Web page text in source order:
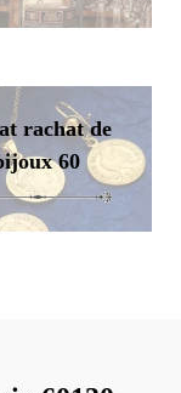
rachat de
60